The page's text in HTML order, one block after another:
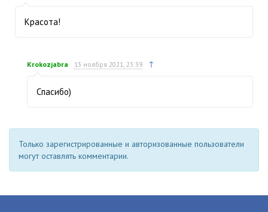
Красота!
Krokozjabra 13 ноября 2021, 23:39 ↑
Спасибо)
Только зарегистрированные и авторизованные пользователи
могут оставлять комментарии.